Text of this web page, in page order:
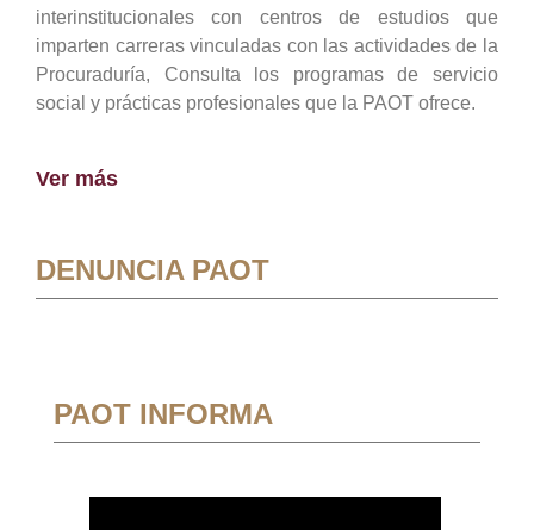
interinstitucionales con centros de estudios que
imparten carreras vinculadas con las actividades de la
Procuraduría, Consulta los programas de servicio
social y prácticas profesionales que la PAOT ofrece.
Ver más
DENUNCIA PAOT
PAOT INFORMA